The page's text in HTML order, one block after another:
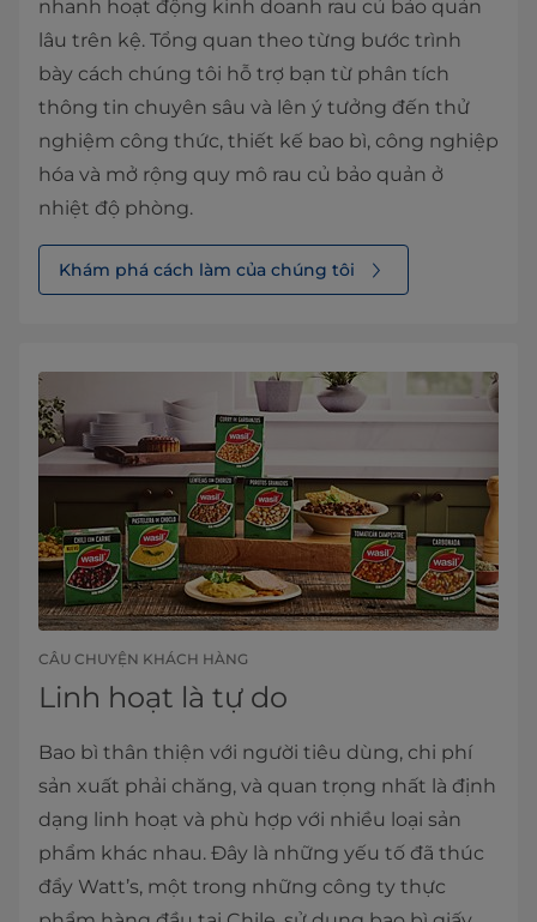
nhanh hoạt động kinh doanh rau củ bảo quản
lâu trên kệ. Tổng quan theo từng bước trình
bày cách chúng tôi hỗ trợ bạn từ phân tích
thông tin chuyên sâu và lên ý tưởng đến thử
nghiệm công thức, thiết kế bao bì, công nghiệp
hóa và mở rộng quy mô rau củ bảo quản ở
nhiệt độ phòng.
Khám phá cách làm của chúng tôi
CÂU CHUYỆN KHÁCH HÀNG
Linh hoạt là tự do
Bao bì thân thiện với người tiêu dùng, chi phí
sản xuất phải chăng, và quan trọng nhất là định
dạng linh hoạt và phù hợp với nhiều loại sản
phẩm khác nhau. Đây là những yếu tố đã thúc
đẩy Watt’s, một trong những công ty thực